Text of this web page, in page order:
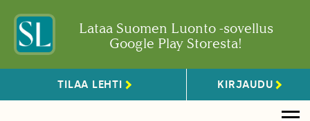
Lataa Suomen Luonto -sovellus
Google Play Storesta!
TILAA LEHTI KIRJAUDU